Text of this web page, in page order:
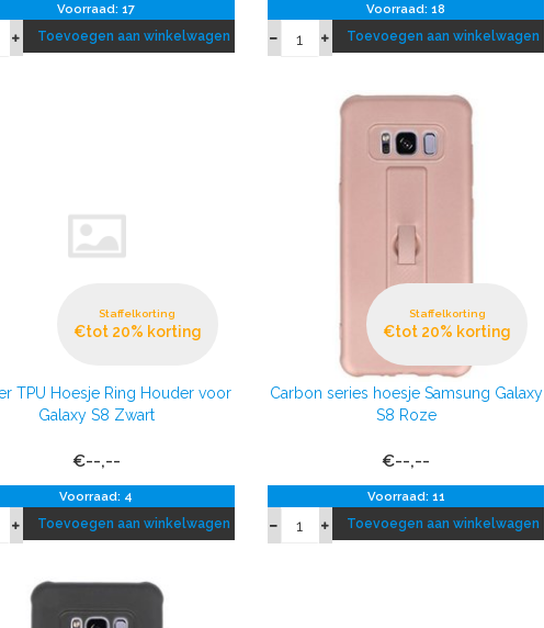
Voorraad: 17
Toevoegen aan winkelwagen
Voorraad: 18
Toevoegen aan winkelwagen
Staffelkorting
€tot 20% korting
TPU Hoesje Ring Houder voor
Galaxy S8 Zwart
€--,--
Voorraad: 4
Toevoegen aan winkelwagen
Staffelkorting
€tot 20% korting
Carbon series hoesje Samsung Galaxy
S8 Roze
€--,--
Voorraad: 11
Toevoegen aan winkelwagen